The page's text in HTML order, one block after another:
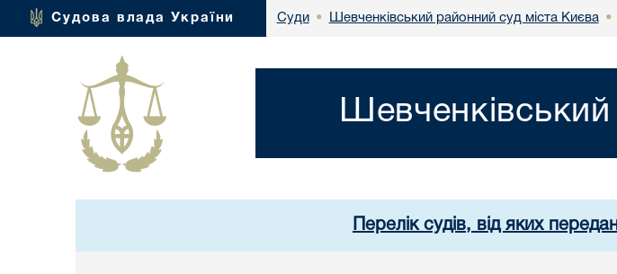
Судова влада України Суди • Шевченківський районний суд міста Києва •
Перелік судів, від яких